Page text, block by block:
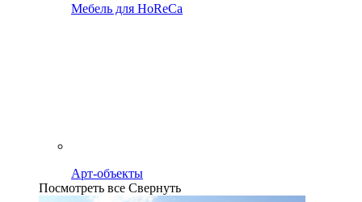
Мебель для HoReCa
Арт-объекты
Посмотреть все Свернуть